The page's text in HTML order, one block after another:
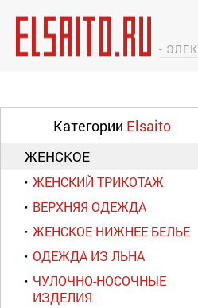
-
Категории Elsaito
ЖЕНСКОЕ
ЖЕНСКИЙ ТРИКОТАЖ
ВЕРХНЯЯ ОДЕЖДА
ЖЕНСКОЕ НИЖНЕЕ БЕЛЬЕ
ОДЕЖДА ИЗ ЛЬНА
ЧУЛОЧНО-НОСОЧНЫЕ
ИЗДЕЛИЯ